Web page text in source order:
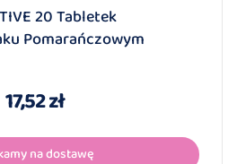
20 Tabletek
Pomarańczowym
17,52 zł
na dostawę